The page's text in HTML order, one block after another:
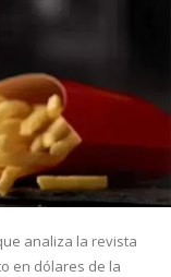
analiza la revista
en dólares de la